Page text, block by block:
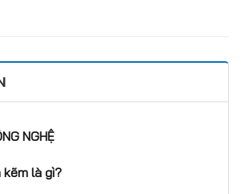
NGHỆ
kẽm là gì?